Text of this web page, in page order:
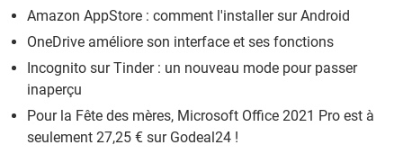
Amazon AppStore : comment l'installer sur Android
OneDrive améliore son interface et ses fonctions
Incognito sur Tinder : un nouveau mode pour passer
inaperçu
Pour la Fête des mères, Microsoft Office 2021 Pro est à
seulement 27,25 € sur Godeal24 !